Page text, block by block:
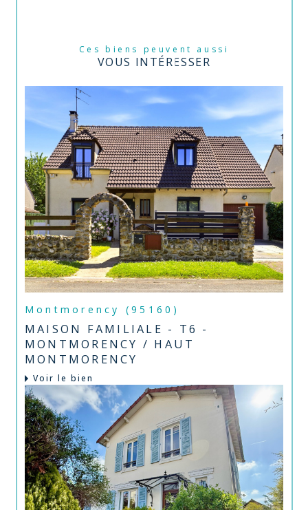
Ces biens peuvent aussi
VOUS INTÉRESSER
Montmorency (95160)
MAISON FAMILIALE - T6 -
MONTMORENCY / HAUT
MONTMORENCY
Voir le bien